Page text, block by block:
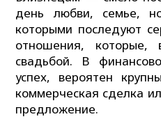
день любви, семье,
которыми последуют
отношения, которые,
свадьбой. В
успех, вероятен
коммерческая сделка
предложение.